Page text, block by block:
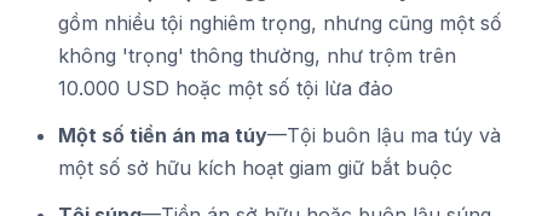
gồm nhiều tội nghiêm trọng, nhưng cũng một số
không 'trọng' thông thường, như trộm trên
10.000 USD hoặc một số tội lừa đảo
Một số tiền án ma túy—Tội buôn lậu ma túy và
một số sở hữu kích hoạt giam giữ bắt buộc